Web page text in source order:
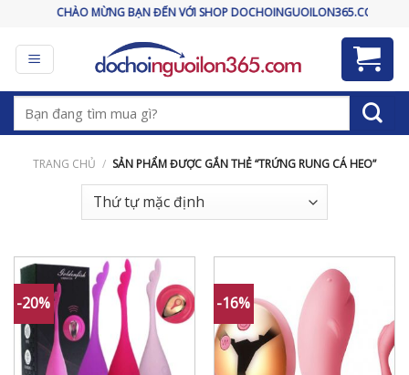
content
CHÀO MỪNG BẠN ĐẾN VỚI SHOP DOCHOINGUOILON365.COM
Tìm
kiếm:
TRANG CHỦ / SẢN PHẨM ĐƯỢC GẮN THẺ “TRỨNG RUNG CÁ HEO”
-20% -16%